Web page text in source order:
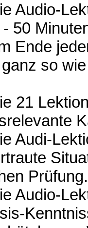
50
jeder
so
Prüfung.